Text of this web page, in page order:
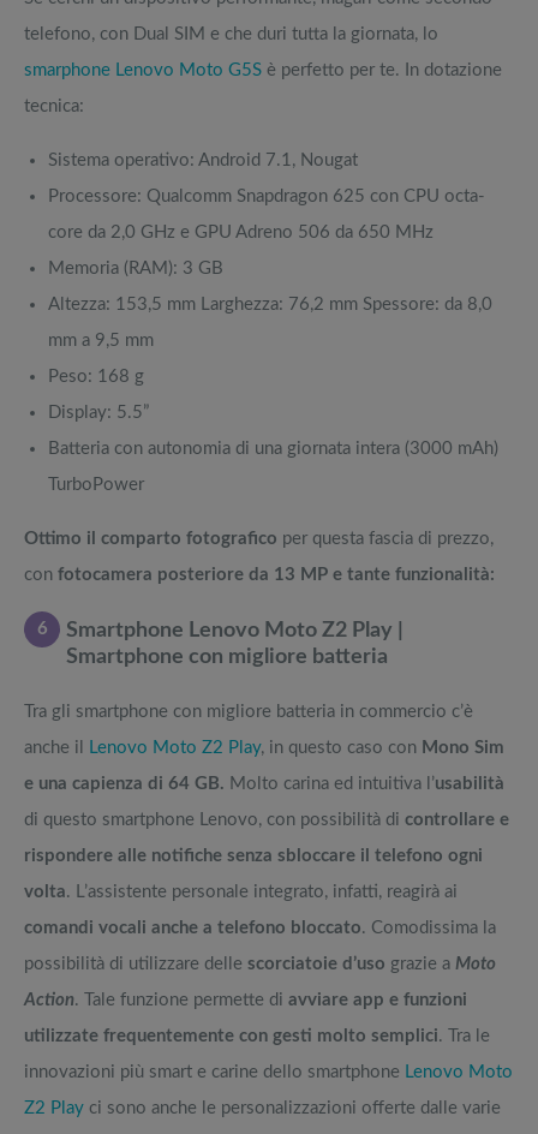
telefono, con Dual SIM e che duri tutta la giornata, lo
smarphone Lenovo Moto G5S è perfetto per te. In dotazione
tecnica:
Sistema operativo: Android 7.1, Nougat
Processore: Qualcomm Snapdragon 625 con CPU octa-
core da 2,0 GHz e GPU Adreno 506 da 650 MHz
Memoria (RAM): 3 GB
Altezza: 153,5 mm Larghezza: 76,2 mm Spessore: da 8,0
mm a 9,5 mm
Peso: 168 g
Display: 5.5”
Batteria con autonomia di una giornata intera (3000 mAh)
TurboPower
Ottimo il comparto fotografico per questa fascia di prezzo,
con fotocamera posteriore da 13 MP e tante funzionalità:
6
Smartphone Lenovo Moto Z2 Play |
Smartphone con migliore batteria
Tra gli smartphone con migliore batteria in commercio c’è
anche il
Lenovo Moto Z2 Play, in questo caso con Mono Sim
e una capienza di 64 GB. Molto carina ed intuitiva l’usabilità
di questo smartphone Lenovo, con possibilità di controllare e
rispondere alle notifiche senza sbloccare il telefono ogni
volta. L’assistente personale integrato, infatti, reagirà ai
comandi vocali anche a telefono bloccato. Comodissima la
possibilità di utilizzare delle scorciatoie d’uso grazie a Moto
Action. Tale funzione permette di avviare app e funzioni
utilizzate frequentemente con gesti molto semplici. Tra le
innovazioni più smart e carine dello smartphone Lenovo Moto
Z2 Play ci sono anche le personalizzazioni offerte dalle varie